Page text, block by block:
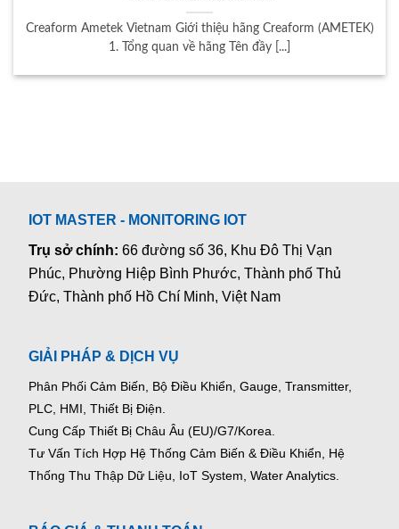
Creaform Ametek Vietnam Giới thiệu hãng Creaform (AMETEK)
1. Tổng quan về hãng Tên đầy [...]
IOT MASTER - MONITORING IOT
Trụ sở chính:66 đường số 36, Khu Đô Thị Vạn
Phúc, Phường Hiệp Bình Phước, Thành phố Thủ
Đức, Thành phố Hồ Chí Minh, Việt Nam
GIẢI PHÁP & DỊCH VỤ
Phân Phối Cảm Biến, Bộ Điều Khiển, Gauge, Transmitter,
PLC, HMI, Thiết Bị Điện.
Cung Cấp Thiết Bị Châu Âu (EU)/G7/Korea.
Tư Vấn Tích Hợp Hệ Thống Cảm Biến & Điều Khiển, Hệ
Thống Thu Thập Dữ Liệu, IoT System, Water Analytics.